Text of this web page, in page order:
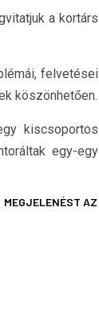
a kortárs
felvetései
köszönhetően.
kiscsoportos
egy-egy
AZ